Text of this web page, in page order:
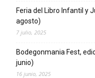
Feria del Libro Infantil y
agosto)
7 julio, 2025
Bodegonmania Fest,
junio)
16 junio, 2025